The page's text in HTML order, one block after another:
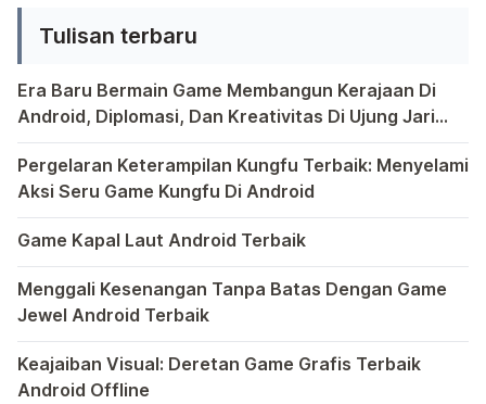
aplikasi kunci aplikasi terbaik untuk
Tulisan terbaru
Era Baru Bermain Game Membangun Kerajaan Di
Android, Diplomasi, Dan Kreativitas Di Ujung Jari
Anda
Bermain game di platform Android telah menjadi bagian
Pergelaran Keterampilan Kungfu Terbaik: Menyelami
Aksi Seru Game Kungfu Di Android
Dunia game selalu menawarkan pengalaman yang
Game Kapal Laut Android Terbaik
Di dunia game Android yang kaya dengan berbagai jenis
Menggali Kesenangan Tanpa Batas Dengan Game
Jewel Android Terbaik
Dalam hiruk-pikuk dunia game Android, ada satu genre
Keajaiban Visual: Deretan Game Grafis Terbaik
Android Offline